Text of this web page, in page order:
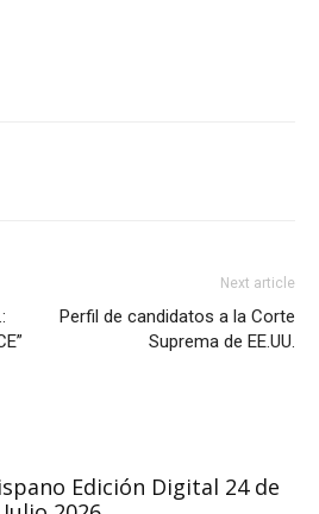
Next article
Perfil de candidatos a la Corte
Suprema de EE.UU.